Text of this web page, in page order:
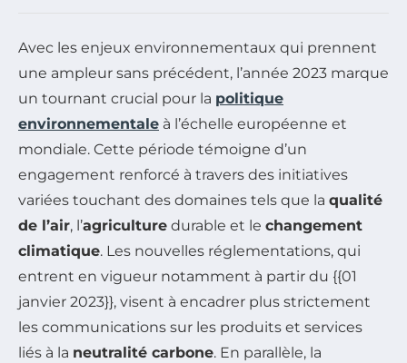
Avec les enjeux environnementaux qui prennent
une ampleur sans précédent, l’année 2023 marque
un tournant crucial pour la politique
environnementale à l’échelle européenne et
mondiale. Cette période témoigne d’un
engagement renforcé à travers des initiatives
variées touchant des domaines tels que la qualité
de l’air, l’agriculture durable et le changement
climatique. Les nouvelles réglementations, qui
entrent en vigueur notamment à partir du {{01
janvier 2023}}, visent à encadrer plus strictement
les communications sur les produits et services
liés à la neutralité carbone. En parallèle, la